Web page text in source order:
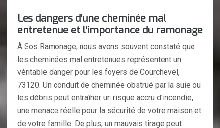
Les dangers d'une cheminée mal
entretenue et l'importance du ramonage
À Sos Ramonage, nous avons souvent constaté que
les cheminées mal entretenues représentent un
véritable danger pour les foyers de Courchevel,
73120. Un conduit de cheminée obstrué par la suie ou
les débris peut entraîner un risque accru d'incendie,
une menace réelle pour la sécurité de votre maison et
de votre famille. De plus, un mauvais tirage peut